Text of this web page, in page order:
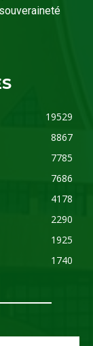
19529
8867
7785
7686
4178
2290
1925
1740